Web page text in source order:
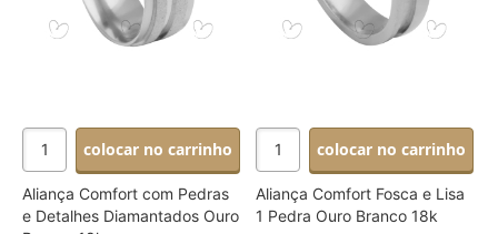
colocar no carrinho
Aliança Comfort com Pedras
e Detalhes Diamantados Ouro
colocar no carrinho
Aliança Comfort Fosca e Lisa
1 Pedra Ouro Branco 18k